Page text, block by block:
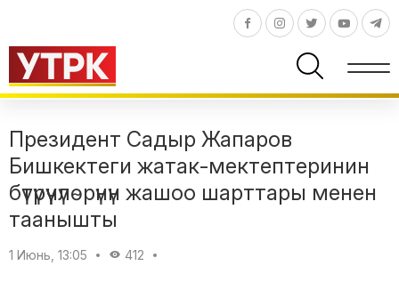
Президент Садыр Жапаров
Бишкектеги жатак-мектептеринин
бүтүрүүчүлөрүнүн жашоо шарттары менен
таанышты
1 Июнь, 13:05 412